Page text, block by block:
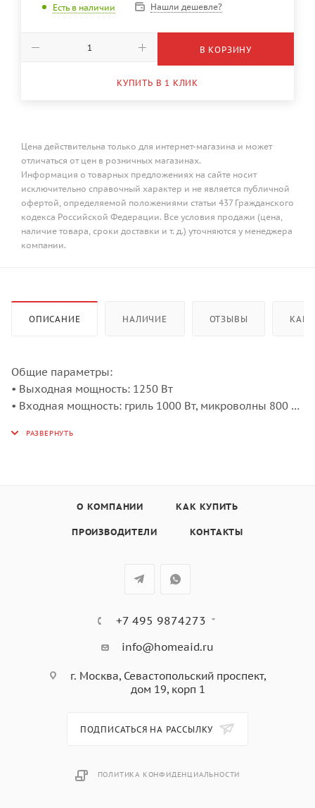
Есть в наличии Нашли дешевле?
В КОРЗИНУ
КУПИТЬ В 1 КЛИК
Цена действительна только для интернет-магазина и может
отличаться от цен в розничных магазинах.
Информация о товарных предложениях на сайте носит
исключительно справочный характер и не является публичной
офертой, определяемой положениями статьи 437 Гражданского
кодекса Российской Федерации. Все условия продажи (цена,
наличие товара, сроки доставки и т. д.) уточняются у менеджера
компании.
ОПИСАНИЕ НАЛИЧИЕ ОТЗЫВЫ КАК
Общие параметры:
• Выходная мощность: 1250 Вт
• Входная мощность: гриль 1000 Вт, микроволны 800 Вт
• Электронный дисплей, белые символы
• Регулировка мощности СВЧ на 5 уровнях
О КОМПАНИИ КАК КУПИТЬ
ПРОИЗВОДИТЕЛИ КОНТАКТЫ
+7 495 9874273
info@homeaid.ru
г. Москва, Севастопольский проспект,
дом 19, корп 1
ПОДПИСАТЬСЯ НА РАССЫЛКУ
ПОЛИТИКА КОНФИДЕНЦИАЛЬНОСТИ